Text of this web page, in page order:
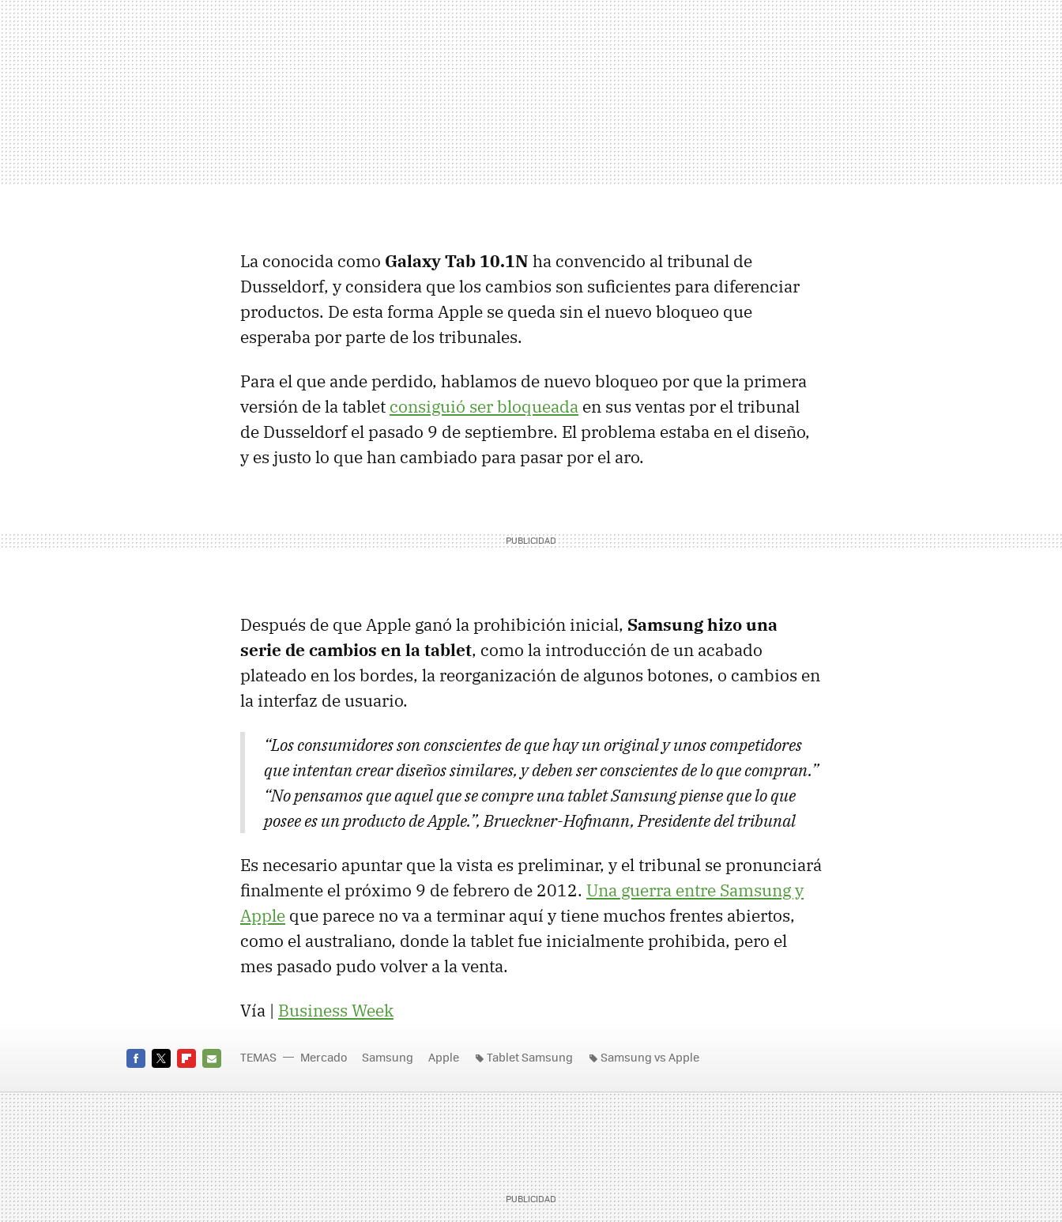
La conocida como Galaxy Tab 10.1N ha convencido al tribunal de
Dusseldorf, y considera que los cambios son suficientes para diferenciar
productos. De esta forma Apple se queda sin el nuevo bloqueo que
esperaba por parte de los tribunales.
Para el que ande perdido, hablamos de nuevo bloqueo por que la primera
versión de la tablet consiguió ser bloqueada en sus ventas por el tribunal
de Dusseldorf el pasado 9 de septiembre. El problema estaba en el diseño,
y es justo lo que han cambiado para pasar por el aro.
Después de que Apple ganó la prohibición inicial, Samsung hizo una
serie de cambios en la tablet, como la introducción de un acabado
plateado en los bordes, la reorganización de algunos botones, o cambios en
la interfaz de usuario.
“Los consumidores son conscientes de que hay un original y unos competidores
que intentan crear diseños similares, y deben ser conscientes de lo que compran.”
“No pensamos que aquel que se compre una tablet Samsung piense que lo que
posee es un producto de Apple.”, Brueckner-Hofmann, Presidente del tribunal
Es necesario apuntar que la vista es preliminar, y el tribunal se pronunciará
finalmente el próximo 9 de febrero de 2012. Una guerra entre Samsung y
Apple que parece no va a terminar aquí y tiene muchos frentes abiertos,
como el australiano, donde la tablet fue inicialmente prohibida, pero el
mes pasado pudo volver a la venta.
Vía | Business Week
MAIL
TEMAS Mercado Samsung Apple Tablet Samsung Samsung vs Apple